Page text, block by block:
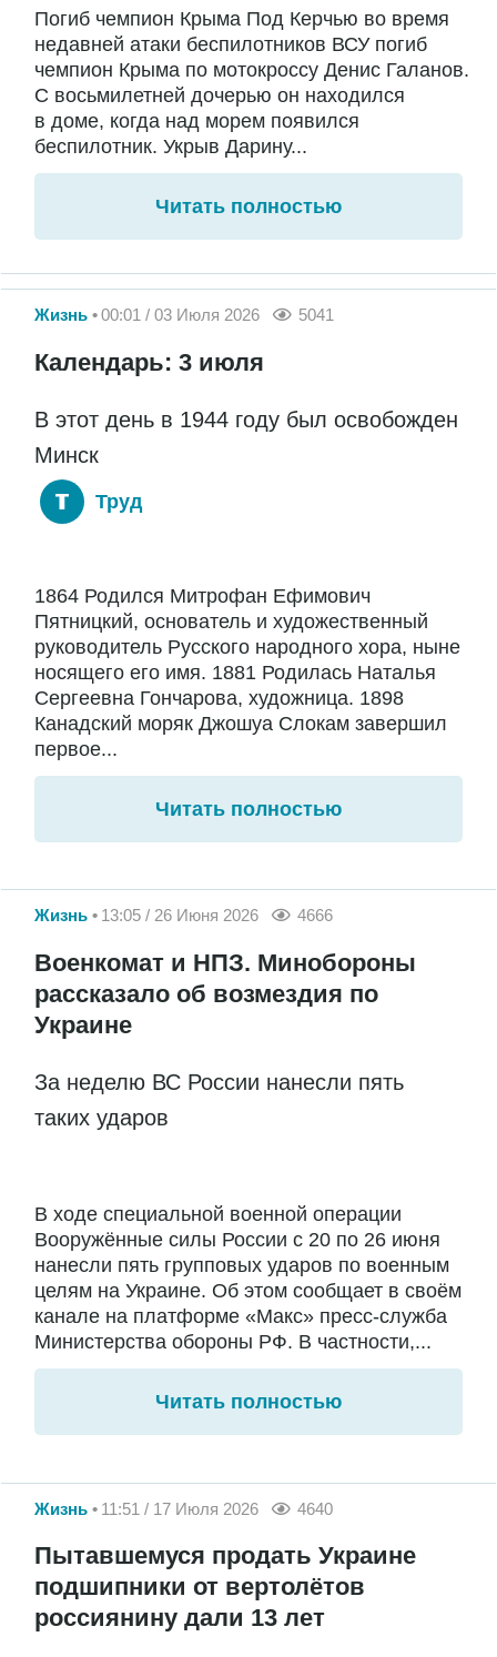
Погиб чемпион Крыма Под Керчью во время
недавней атаки беспилотников ВСУ погиб
чемпион Крыма по мотокроссу Денис Галанов.
С восьмилетней дочерью он находился
в доме, когда над морем появился
беспилотник. Укрыв Дарину...
Читать полностью
Жизнь 00:01 / 03 Июля 2026 5041
Календарь: 3 июля
В этот день в 1944 году был освобожден
Минск
Труд
1864 Родился Митрофан Ефимович
Пятницкий, основатель и художественный
руководитель Русского народного хора, ныне
носящего его имя. 1881 Родилась Наталья
Сергеевна Гончарова, художница. 1898
Канадский моряк Джошуа Слокам завершил
первое...
Читать полностью
Жизнь 13:05 / 26 Июня 2026 4666
Военкомат и НПЗ. Минобороны
рассказало об возмездия по
Украине
За неделю ВС России нанесли пять
таких ударов
В ходе специальной военной операции
Вооружённые силы России с 20 по 26 июня
нанесли пять групповых ударов по военным
целям на Украине. Об этом сообщает в своём
канале на платформе «Макс» пресс-служба
Министерства обороны РФ. В частности,...
Читать полностью
Жизнь 11:51 / 17 Июля 2026 4640
Пытавшемуся продать Украине
подшипники от вертолётов
россиянину дали 13 лет